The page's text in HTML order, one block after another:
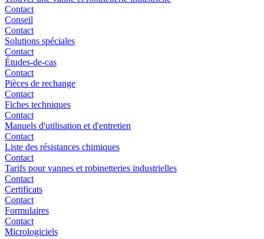
Contact
Conseil
Contact
Solutions spéciales
Contact
Études-de-cas
Contact
Pièces de rechange
Contact
Fiches techniques
Contact
Manuels d'utilisation et d'entretien
Contact
Liste des résistances chimiques
Contact
Tarifs pour vannes et robinetteries industrielles
Contact
Certificats
Contact
Formulaires
Contact
Micrologiciels